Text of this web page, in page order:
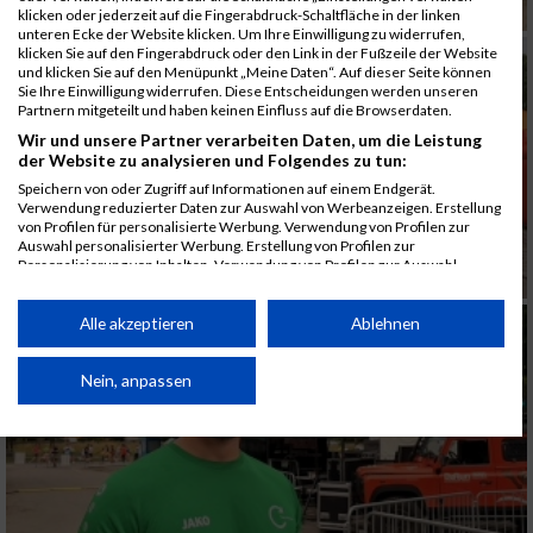
klicken oder jederzeit auf die Fingerabdruck-Schaltfläche in der linken
unteren Ecke der Website klicken. Um Ihre Einwilligung zu widerrufen,
klicken Sie auf den Fingerabdruck oder den Link in der Fußzeile der Website
und klicken Sie auf den Menüpunkt „Meine Daten“. Auf dieser Seite können
Sie Ihre Einwilligung widerrufen. Diese Entscheidungen werden unseren
Partnern mitgeteilt und haben keinen Einfluss auf die Browserdaten.
Wir und unsere Partner verarbeiten Daten, um die Leistung
der Website zu analysieren und Folgendes zu tun:
Speichern von oder Zugriff auf Informationen auf einem Endgerät.
Verwendung reduzierter Daten zur Auswahl von Werbeanzeigen. Erstellung
von Profilen für personalisierte Werbung. Verwendung von Profilen zur
Auswahl personalisierter Werbung. Erstellung von Profilen zur
Personalisierung von Inhalten. Verwendung von Profilen zur Auswahl
Performance von Inhalten. Analyse von Zielgruppen durch Statistiken oder
Kombinationen von Daten aus verschiedenen Quellen. Entwicklung und
von Inhalten.
Daten können außerhalb der Europäischen Union weitergegeben und in die
Website/App.
Partnerliste anzeigen (1 IAB-Anbieter)
Wir nutzen Ihre Daten für folgende Zwecke:
Alle akzeptieren Ablehnen
Nein, anpassen